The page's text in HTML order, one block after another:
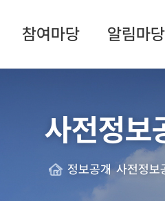
참여마당 알림마당
사전정보
정보공개 사전정보